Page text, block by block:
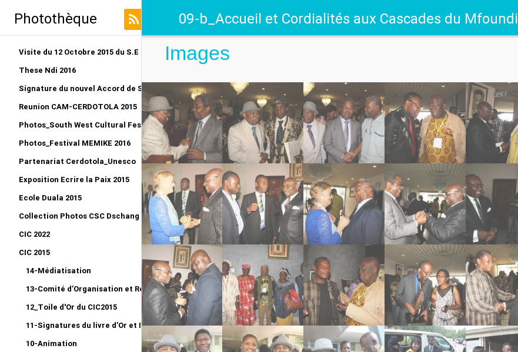
Photothèque
Visite du 12 Octobre 2015 du S.E au LRO
These Ndi 2016
Signature du nouvel Accord de Siège CERDOTOLA
Reunion CAM-CERDOTOLA 2015
Photos_South West Cultural Festival_Kumba 2015
Photos_Festival MEMIKE 2016
Partenariat Cerdotola_Unesco
Exposition Ecrire la Paix 2015
Ecole Duala 2015
Collection Photos CSC Dschang 2015
CIC 2022
CIC 2015
14-Médiatisation
13-Comité d’Organisation et Réunion bilan
12_Toile d'Or du CIC2015
11-Signatures du livre d’Or et Impressions
10-Animation
09-b_Accueil et Cordialités aux Cascades du Mfoundi
Images